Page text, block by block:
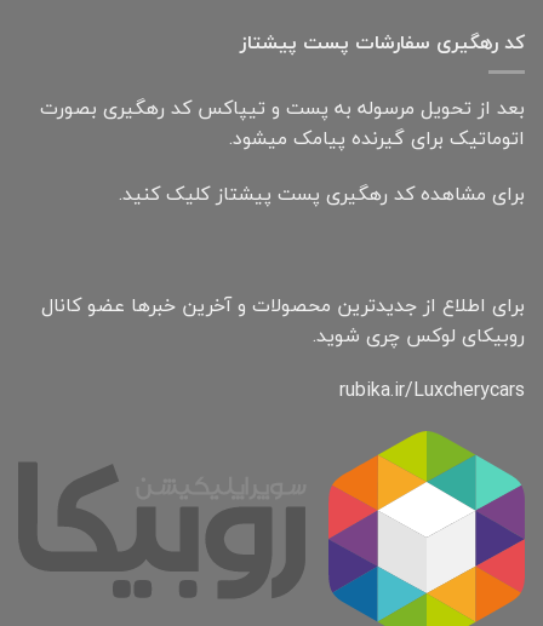
کد رهگیری سفارشات پست پیشتاز
بعد از تحویل مرسوله به پست و تیپاکس کد رهگیری بصورت
اتوماتیک برای گیرنده پیامک میشود.
برای مشاهده کد رهگیری پست پیشتاز کلیک کنید.
برای اطلاع از جدیدترین محصولات و آخرین خبرها عضو کانال
روبیکای لوکس چری شوید.
rubika.ir/Luxcherycars